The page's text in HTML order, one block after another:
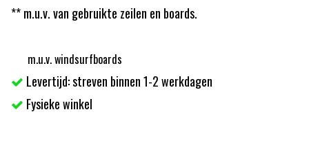
** m.u.v. van gebruikte zeilen en boards.
m.u.v. windsurfboards
Levertijd: streven binnen 1-2 werkdagen
Fysieke winkel